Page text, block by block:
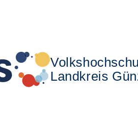
Landkreis